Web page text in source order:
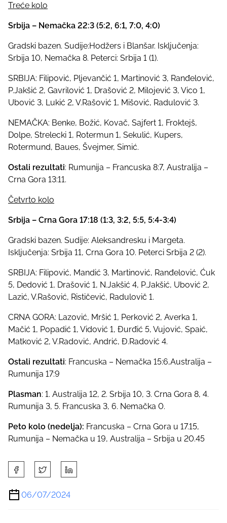
Treće kolo
Srbija – Nemačka 22:3 (5:2, 6:1, 7:0, 4:0)
Gradski bazen. Sudije:Hodžers i Blanšar. Isključenja:
Srbija 10, Nemačka 8. Peterci: Srbija 1 (1).
SRBIJA: Filipović, Pljevančić 1, Martinović 3, Ranđelović,
P.Jakšić 2, Gavrilović 1, Drašović 2, Milojević 3, Vico 1,
Ubović 3, Lukić 2, V.Rašović 1, Mišović, Radulović 3.
NEMAČKA: Benke, Božić, Kovač, Sajfert 1, Froktejš,
Dolpe, Strelecki 1, Rotermun 1, Sekulić, Kupers,
Rotermund, Baues, Švejmer, Simić.
Ostali rezultati: Rumunija – Francuska 8:7, Australija –
Crna Gora 13:11.
Četvrto kolo
Srbija – Crna Gora 17:18 (1:3, 3:2, 5:5, 5:4-3:4)
Gradski bazen. Sudije: Aleksandresku i Margeta.
Isključenja: Srbija 11, Crna Gora 10. Peterci Srbija 2 (2).
SRBIJA: Filipović, Mandić 3, Martinović, Ranđelović, Ćuk
5, Dedović 1, Drašović 1, N.Jakšić 4, P.Jakšić, Ubović 2,
Lazić, V.Rašović, Rističević, Radulovič 1.
CRNA GORA: Lazović, Mršić 1, Perković 2, Averka 1,
Mačić 1, Popadić 1, Vidović 1, Đurđić 5, Vujović, Spaić,
Matković 2, V.Radović, Andrić, Đ.Radović 4.
Ostali rezultati: Francuska – Nemačka 15:6,Australija –
Rumunija 17:9
Plasman: 1. Australija 12, 2. Srbija 10, 3. Crna Gora 8, 4.
Rumunija 3, 5. Francuska 3, 6. Nemačka 0.
Peto kolo (nedelja): Francuska – Crna Gora u 17.15,
Rumunija – Nemačka u 19, Australija – Srbija u 20.45
h
a
r
06/07/2024